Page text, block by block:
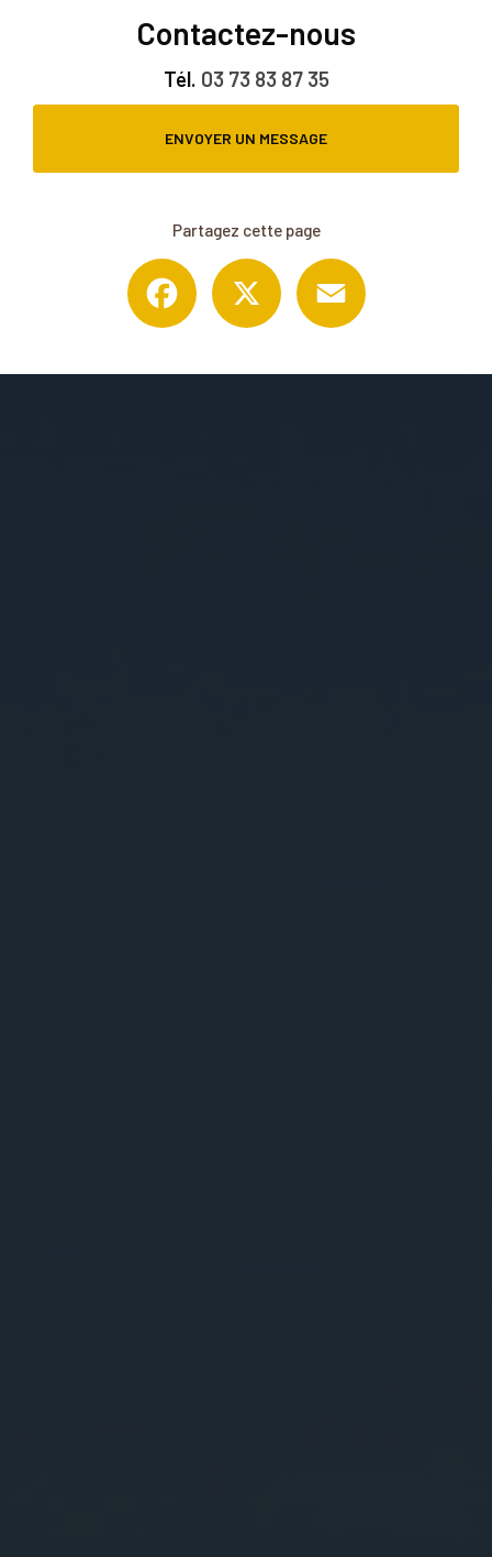
Contactez-nous
Tél. 03 73 83 87 35
ENVOYER UN MESSAGE
Partagez cette page
Facebook